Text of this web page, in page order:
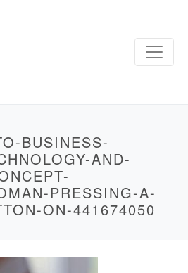
BUSINESS-
AND-
PRESSING-A-
ON-441674050